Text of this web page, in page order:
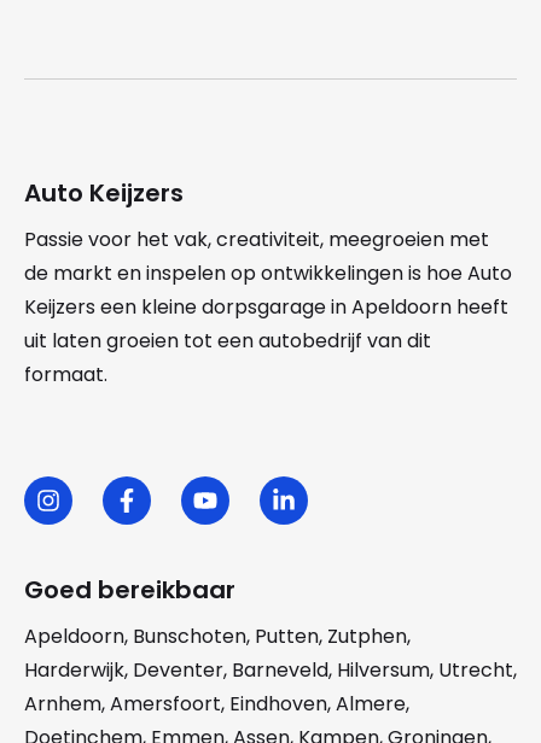
Auto Keijzers
Passie voor het vak, creativiteit, meegroeien met
de markt en inspelen op ontwikkelingen is hoe Auto
Keijzers een kleine dorpsgarage in Apeldoorn heeft
uit laten groeien tot een autobedrijf van dit
formaat.
Goed bereikbaar
Apeldoorn, Bunschoten, Putten, Zutphen,
Harderwijk, Deventer, Barneveld, Hilversum, Utrecht,
Arnhem,Amersfoort, Eindhoven,Almere,
Doetinchem, Emmen,Assen, Kampen,Groningen,